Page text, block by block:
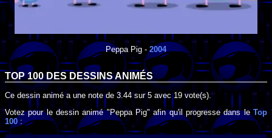
Peppa Pig -2004
TOP 100 DES DESSINS ANIMÉS
Ce dessin animé a une note de 3.44sur5 avec19 vote(s).
Votez pour le dessin animé "Peppa Pig" afin qu'il progresse dans le Top
100 :